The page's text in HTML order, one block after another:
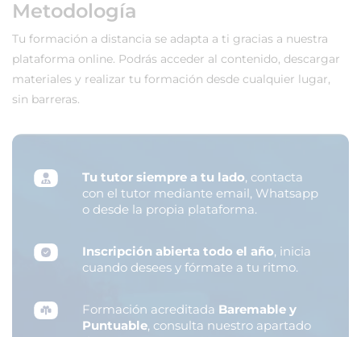
Metodología
Tu formación a distancia se adapta a ti gracias a nuestra
plataforma online. Podrás acceder al contenido, descargar
materiales y realizar tu formación desde cualquier lugar,
sin barreras.
Tu tutor siempre a tu lado, contacta
con el tutor mediante email, Whatsapp
o desde la propia plataforma.
Inscripción abierta todo el año, inicia
cuando desees y fórmate a tu ritmo.
Formación acreditada Baremable y
Puntuable, consulta nuestro apartado